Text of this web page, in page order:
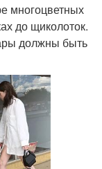
многоцветных
до щиколоток.
должны быть